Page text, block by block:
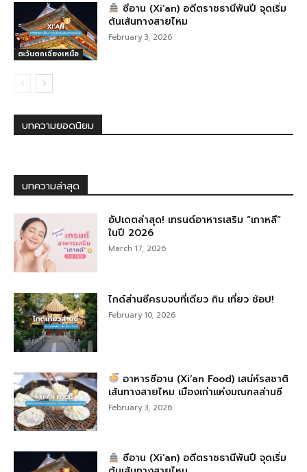
ตะวันตกเฉียงเหนือ
ซีอาน (Xi’an) อดีตราชธานีพันปี จุดเริ่ม
ต้นเส้นทางสายไหม
February 3, 2026
บทความยอดนิยม
บทความล่าสุด
อัปเดตล่าสุด! เทรนด์อาหารเสริม “เกาหลี”
ในปี 2026
March 17, 2026
ไกด์ส่านซีครบจบที่เดียว กิน เที่ยว ช้อป!
February 10, 2026
อาหารซีอาน (Xi’an Food) เสน่ห์รสชาติ
เส้นทางสายไหม เมืองเก่าแห่งมณฑลส่านซี
February 3, 2026
ซีอาน (Xi’an) อดีตราชธานีพันปี จุดเริ่ม